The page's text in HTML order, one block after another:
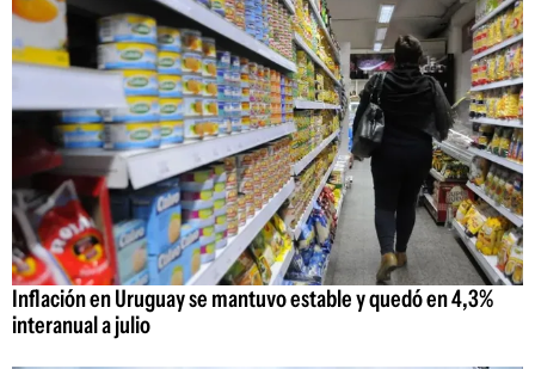
Inflación en Uruguay se mantuvo estable y quedó en 4,3%
interanual a julio